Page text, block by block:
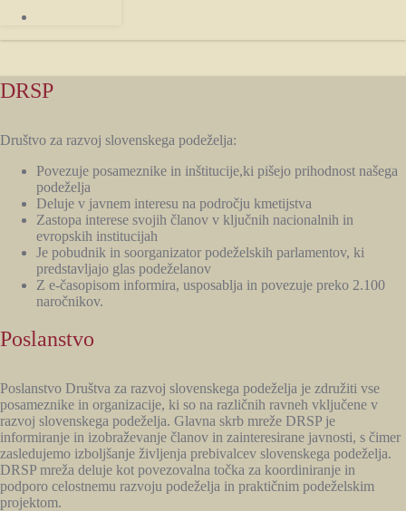
DRSP
Društvo za razvoj slovenskega podeželja:
Povezuje posameznike in inštitucije,ki pišejo prihodnost našega
podeželja
Deluje v javnem interesu na področju kmetijstva
Zastopa interese svojih članov v ključnih nacionalnih in
evropskih institucijah
Je pobudnik in soorganizator podeželskih parlamentov, ki
predstavljajo glas podeželanov
Z e-časopisom informira, usposablja in povezuje preko 2.100
naročnikov.
Poslanstvo
Poslanstvo Društva za razvoj slovenskega podeželja je združiti vse
posameznike in organizacije, ki so na različnih ravneh vključene v
razvoj slovenskega podeželja. Glavna skrb mreže DRSP je
informiranje in izobraževanje članov in zainteresirane javnosti, s čimer
zasledujemo izboljšanje življenja prebivalcev slovenskega podeželja.
DRSP mreža deluje kot povezovalna točka za koordiniranje in
podporo celostnemu razvoju podeželja in praktičnim podeželskim
projektom.